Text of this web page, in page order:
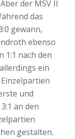
der MSV II
das
gewann,
ebenso
1:1 nach den
ein
und
an den
gestalten.